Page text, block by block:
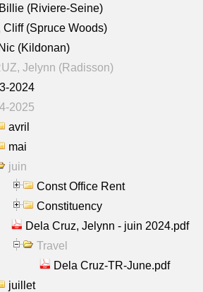
(Riviere-Seine)
(Spruce Woods)
(Kildonan)
Jelynn (Radisson)
2024
2025
avril
mai
juin
Const Office Rent
Constituency
Dela Cruz, Jelynn - juin 2024.pdf
Travel
Dela Cruz-TR-June.pdf
juillet